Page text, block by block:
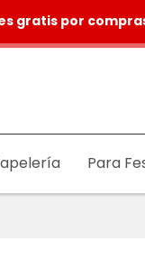
gratis por
Para